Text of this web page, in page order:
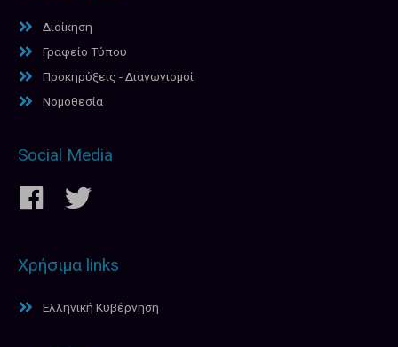
Διοίκηση
Γραφείο Τύπου
Προκηρύξεις - Διαγωνισμοί
Νομοθεσία
Social Media
Χρήσιμα links
Ελληνική Κυβέρνηση